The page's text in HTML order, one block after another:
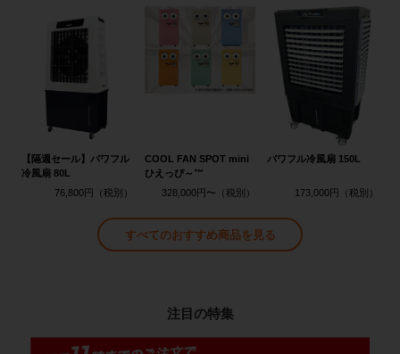
【隔週セール】パワフル
冷風扇 80L
76,800円
COOL FAN SPOT mini
ひえっぴ～™
328,000円〜
パワフル冷風扇 150L
173,000円
すべてのおすすめ商品を見る
注目の特集